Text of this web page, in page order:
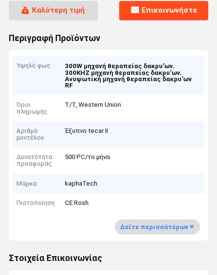
Καλύτερη τιμή Επικοινωνήστε
Περιγραφή Προϊόντων
Υψηλό φως 300W μηχανή θεραπείας δακρυ'ων,
300KHZ μηχανή θεραπείας δακρυ'ων,
Ανυψωτική μηχανή θεραπείας δακρυ'ων
RF
Όροι
πληρωμής
T/T, Western Union
Αριθμό
μοντέλου
Έξυπνο tecar ΙΙ
Δυνατότητα
προσφοράς
500 PC/το μήνα
Μάρκα kaphaTech
Πιστοποίηση CE Rosh
Δείτε περισσότερων
Στοιχεία Επικοινωνίας